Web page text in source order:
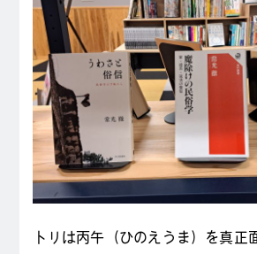
トリは丙午（ひのえうま）を真正